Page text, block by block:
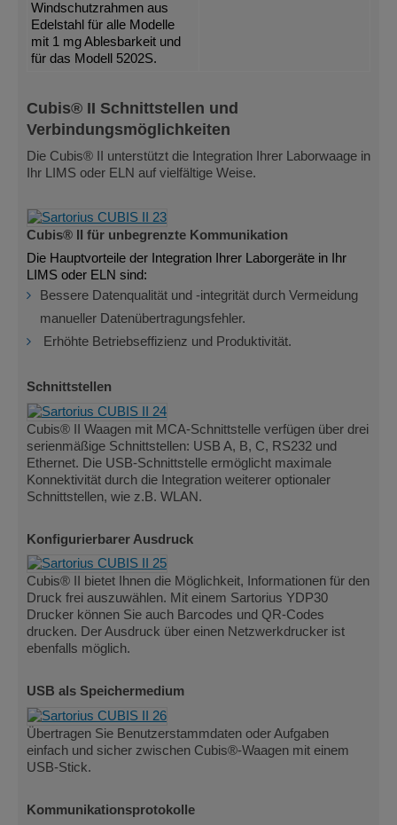
Windschutzrahmen aus
Edelstahl für alle Modelle
mit 1 mg Ablesbarkeit und
für das Modell 5202S.
Cubis® II Schnittstellen und
Verbindungsmöglichkeiten
Die Cubis® II unterstützt die Integration Ihrer Laborwaage in
Ihr LIMS oder ELN auf vielfältige Weise.
Cubis® II für unbegrenzte Kommunikation
Die Hauptvorteile der Integration Ihrer Laborgeräte in Ihr
LIMS oder ELN sind:
Bessere Datenqualität und -integrität durch Vermeidung
manueller Datenübertragungsfehler.
Erhöhte Betriebseffizienz und Produktivität.
Schnittstellen
Cubis® II Waagen mit MCA-Schnittstelle verfügen über drei
serienmäßige Schnittstellen: USB A, B, C, RS232 und
Ethernet. Die USB-Schnittstelle ermöglicht maximale
Konnektivität durch die Integration weiterer optionaler
Schnittstellen, wie z.B. WLAN.
Konfigurierbarer Ausdruck
Cubis® II bietet Ihnen die Möglichkeit, Informationen für den
Druck frei auszuwählen. Mit einem Sartorius YDP30
Drucker können Sie auch Barcodes und QR-Codes
drucken. Der Ausdruck über einen Netzwerkdrucker ist
ebenfalls möglich.
USB als Speichermedium
Übertragen Sie Benutzerstammdaten oder Aufgaben
einfach und sicher zwischen Cubis®-Waagen mit einem
USB-Stick.
Kommunikationsprotokolle